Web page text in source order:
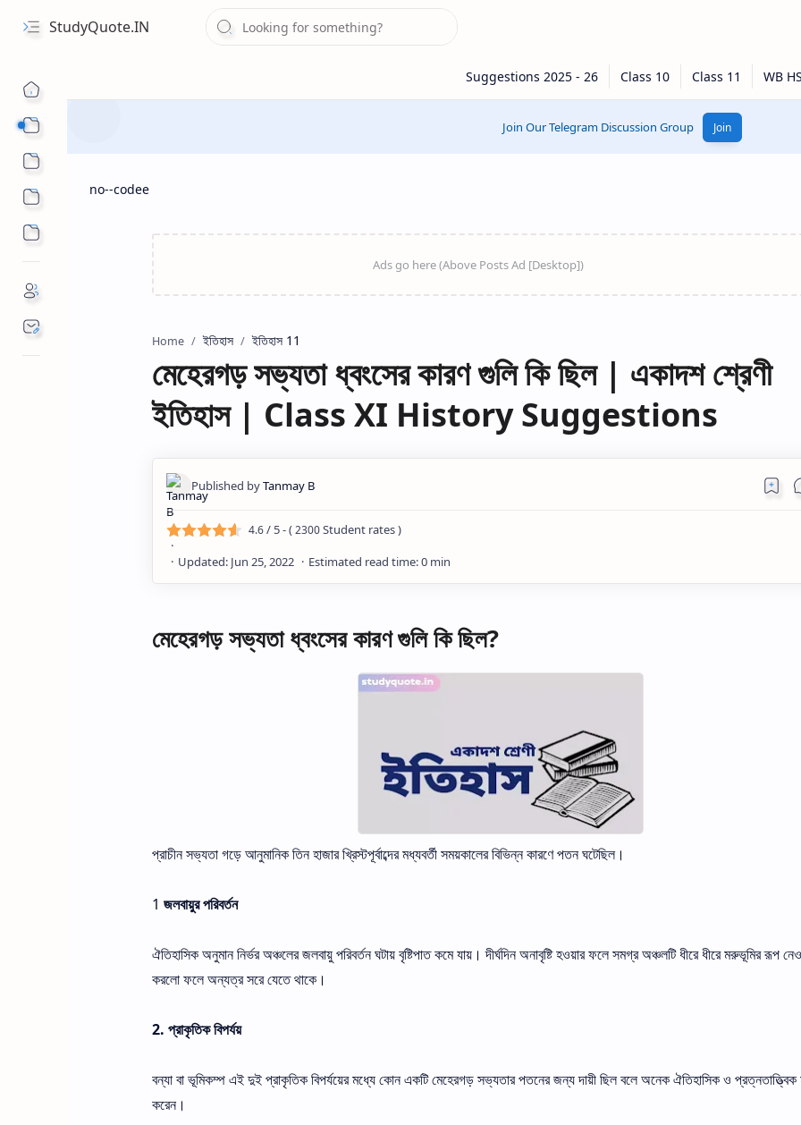
StudyQuote.IN
Join Our Telegram Discussion Group Join
no--codee
Home ইতিহাস ইতিহাস 11
মেহেরগড় সভ্যতা ধ্বংসের কারণ গুলি কি ছিল | একাদশ শ্রেণী
ইতিহাস | Class XI History Suggestions
4.6/ 5 - (2300Student rates )
মেহেরগড় সভ্যতা ধ্বংসের কারণ গুলি কি ছিল?
প্রাচীন সভ্যতা গড়ে আনুমানিক তিন হাজার খ্রিস্টপূর্বাব্দের মধ্যবর্তী সময়কালের বিভিন্ন কারণে পতন ঘটেছিল।
1 জলবায়ুর পরিবর্তন
ঐতিহাসিক অনুমান নির্ভর অঞ্চলের জলবায়ু পরিবর্তন ঘটায় বৃষ্টিপাত কমে যায়। দীর্ঘদিন অনাবৃষ্টি হওয়ার ফলে সমগ্র অঞ্চলটি ধীরে ধীরে মরুভূমির রূপ
করলো ফলে অন্যত্র সরে যেতে থাকে।
2. প্রাকৃতিক বিপর্যয়
বন্যা বা ভূমিকম্প এই দুই প্রাকৃতিক বিপর্যয়ের মধ্যে কোন একটি মেহেরগড় সভ্যতার পতনের জন্য দায়ী ছিল বলে অনেক ঐতিহাসিক ও প্রত্নতাত্ত্বিক
করেন।